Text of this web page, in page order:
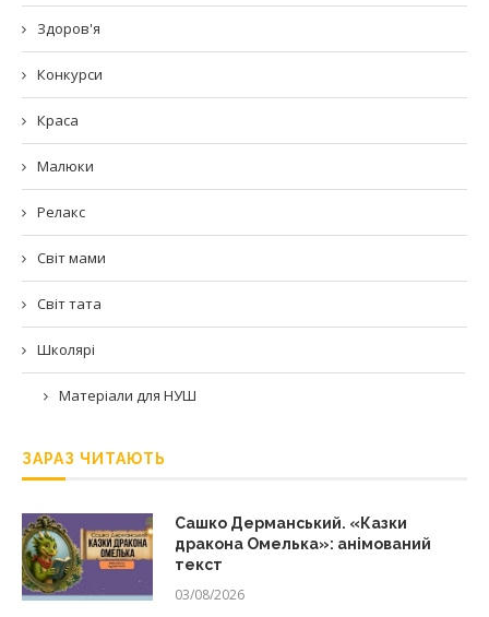
Здоров'я
Конкурси
Краса
Малюки
Релакс
Світ мами
Світ тата
Школярі
Матеріали для НУШ
ЗАРАЗ ЧИТАЮТЬ
Сашко Дерманський. «Казки
дракона Омелька»: анімований
текст
03/08/2026